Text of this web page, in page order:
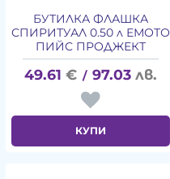
БУТИЛКА ФЛАШКА
СПИРИТУАЛ 0.50 л ЕМОТО
ПИЙС ПРОДЖЕКТ
49.61 € / 97.03 лв.
КУПИ